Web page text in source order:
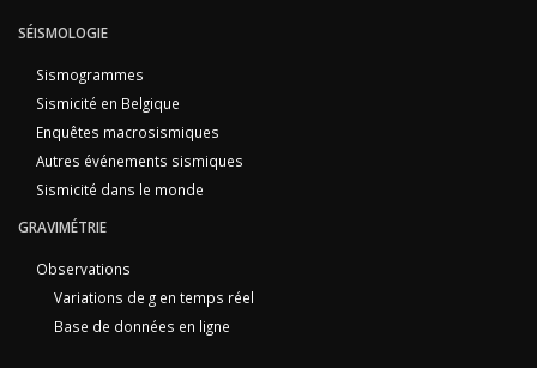
SÉISMOLOGIE
Sismogrammes
Sismicité en Belgique
Enquêtes macrosismiques
Autres événements sismiques
Sismicité dans le monde
GRAVIMÉTRIE
Observations
Variations de g en temps réel
Base de données en ligne